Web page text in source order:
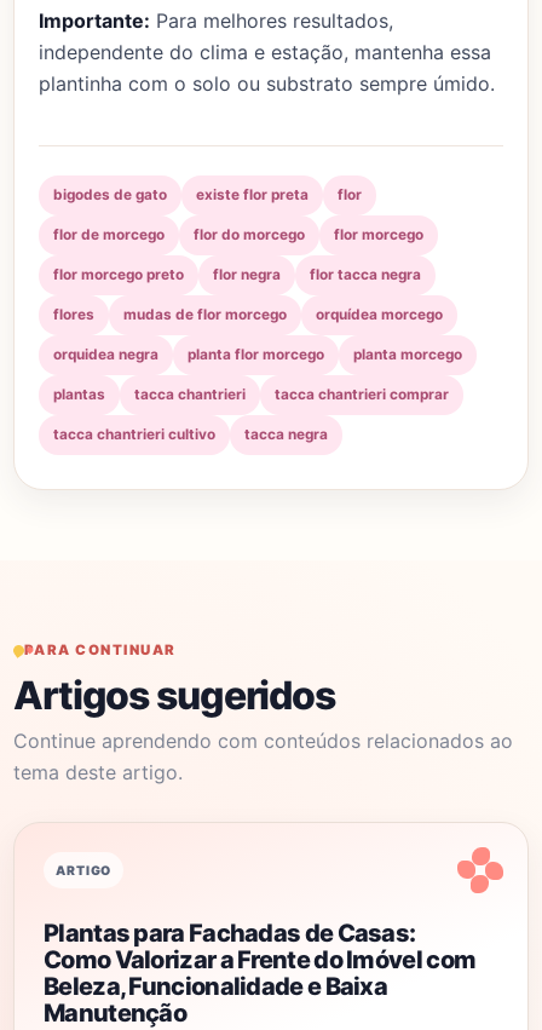
Importante: Para melhores resultados,
independente do clima e estação, mantenha essa
plantinha com o solo ou substrato sempre úmido.
bigodes de gato existe flor preta flor
flor de morcego flor do morcego flor morcego
flor morcego preto flor negra flor tacca negra
flores mudas de flor morcego orquídea morcego
orquidea negra planta flor morcego planta morcego
plantas tacca chantrieri tacca chantrieri comprar
tacca chantrieri cultivo tacca negra
PARA CONTINUAR
Artigos sugeridos
Continue aprendendo com conteúdos relacionados ao
tema deste artigo.
ARTIGO
Plantas para Fachadas de Casas:
Como Valorizar a Frente do Imóvel com
Beleza, Funcionalidade e Baixa
Manutenção